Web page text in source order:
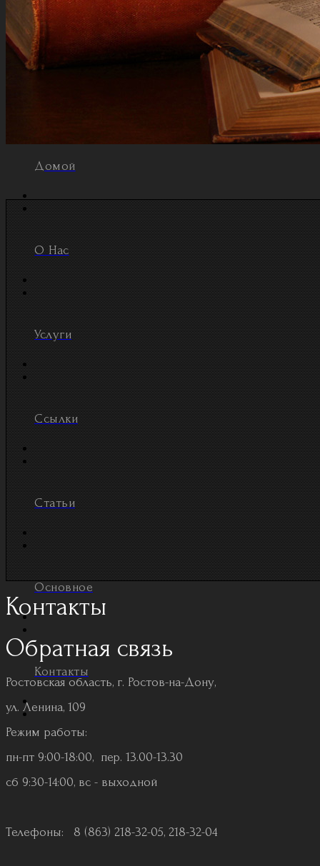
Домой
О Нас
Услуги
Ссылки
Статьи
Основное
Контакты
Контакты
Обратная связь
Ростовская область, г. Ростов-на-Дону,
ул. Ленина, 109
Режим работы:
пн-пт 9:00-18:00, пер. 13.00-13.30
сб 9:30-14:00, вс - выходной
Телефоны: 8 (863) 218-32-05, 218-32-04